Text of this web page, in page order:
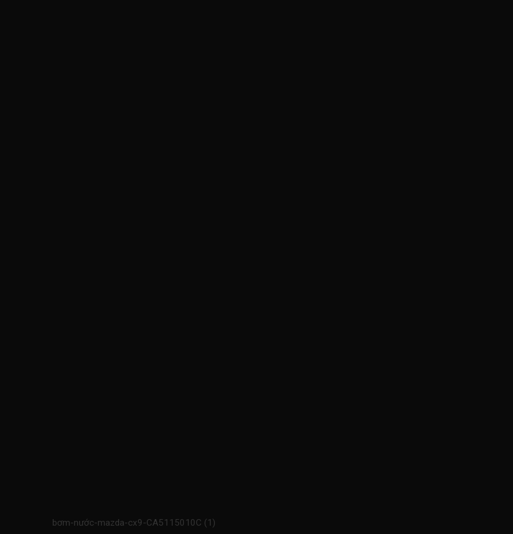
bơm-nước-mazda-cx9-CA5115010C (1)